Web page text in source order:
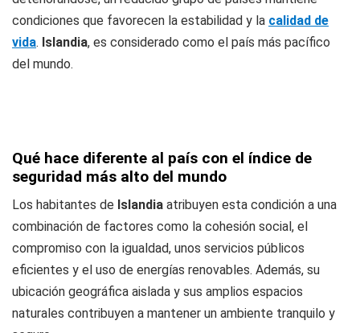
condiciones que favorecen la estabilidad y la calidad de
vida. Islandia, es considerado como el país más pacífico
del mundo.
Qué hace diferente al país con el índice de
seguridad más alto del mundo
Los habitantes de Islandia atribuyen esta condición a una
combinación de factores como la cohesión social, el
compromiso con la igualdad, unos servicios públicos
eficientes y el uso de energías renovables. Además, su
ubicación geográfica aislada y sus amplios espacios
naturales contribuyen a mantener un ambiente tranquilo y